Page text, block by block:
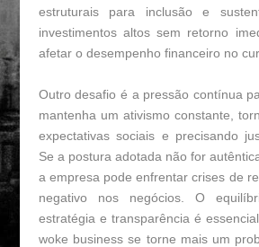
estruturais para inclusão e
investimentos altos sem retorno
afetar o desempenho financeiro no
Outro desafio é a pressão contínua
mantenha um ativismo constante,
expectativas sociais e precisando
Se a postura adotada não for
a empresa pode enfrentar crises de
negativo nos negócios. O
estratégia e transparência é
woke business se torne mais um